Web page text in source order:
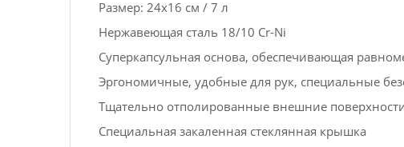
Размер: 24x16 см / 7 л
Нержавеющая сталь 18/10 Cr-Ni
Суперкапсульная основа, обеспечивающая
Эргономичные, удобные для рук, специальные
Тщательно отполированные внешние
Специальная закаленная стеклянная крышка